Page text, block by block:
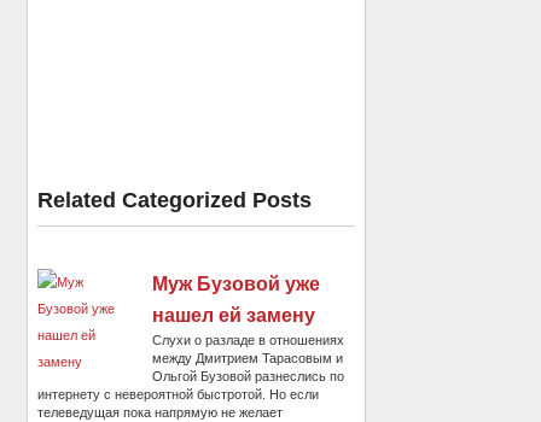
Related Categorized Posts
Муж Бузовой уже
нашел ей замену
Слухи о разладе в отношениях
между Дмитрием Тарасовым и
Ольгой Бузовой разнеслись по
интернету с невероятной быстротой. Но если
телеведущая пока напрямую не желает